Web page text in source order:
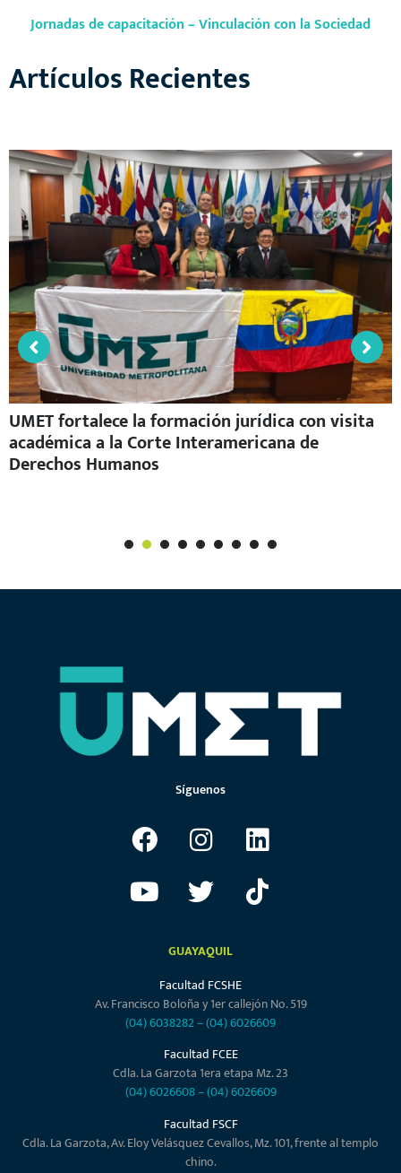
Jornadas de capacitación – Vinculación con la Sociedad
Artículos Recientes
UMET fortalece la formación jurídica con visita
académica a la Corte Interamericana de
Derechos Humanos
1
Síguenos
GUAYAQUIL
Facultad FCSHE
Av. Francisco Boloña y 1er callejón No. 519
(04) 6038282–(04) 6026609
Facultad FCEE
Cdla. La Garzota 1era etapa Mz. 23
(04) 6026608–(04) 6026609
Facultad FSCF
Cdla. La Garzota, Av. Eloy Velásquez Cevallos, Mz. 101, frente al templo
chino.